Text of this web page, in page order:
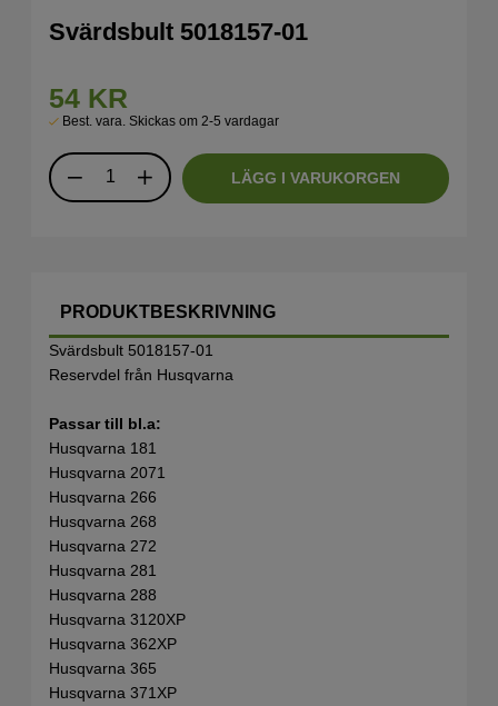
Svärdsbult 5018157-01
54 KR
Best. vara. Skickas om 2-5 vardagar
LÄGG I VARUKORGEN
PRODUKTBESKRIVNING
Svärdsbult 5018157-01
Reservdel från Husqvarna
Passar till bl.a:
Husqvarna 181
Husqvarna 2071
Husqvarna 266
Husqvarna 268
Husqvarna 272
Husqvarna 281
Husqvarna 288
Husqvarna 3120XP
Husqvarna 362XP
Husqvarna 365
Husqvarna 371XP